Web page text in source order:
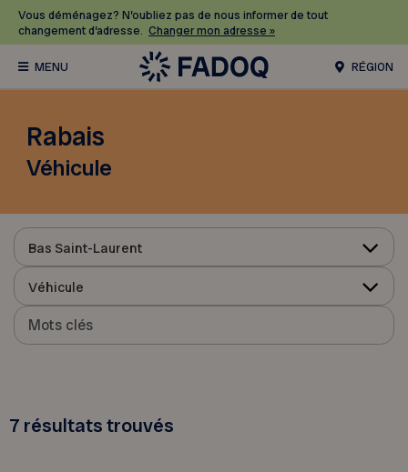
Vous déménagez? N’oubliez pas de nous informer de tout
changement d’adresse. Changer mon adresse »
RÉGION
Rabais
Véhicule
Bas Saint-Laurent
Véhicule
7 résultats trouvés